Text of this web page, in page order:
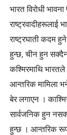
भारत विरोधी
राष्ट्रवादीहरूलाई
राष्ट्रघाती कदम
हुन्छ, चीन हुन
कश्मिरमाथि
आन्तरिक मामिला
बेर लगाएन ।
सार्वजनिक हुन
हुन्छ । आन्तरिक